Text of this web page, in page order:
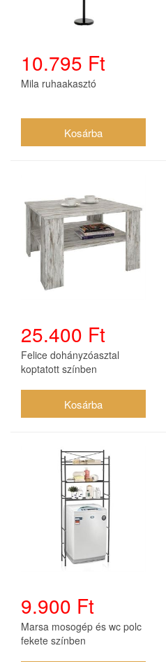
10.795 Ft
Mila ruhaakasztó
25.400 Ft
Felice dohányzóasztal
koptatott színben
9.900 Ft
Marsa mosogép és wc polc
fekete színben